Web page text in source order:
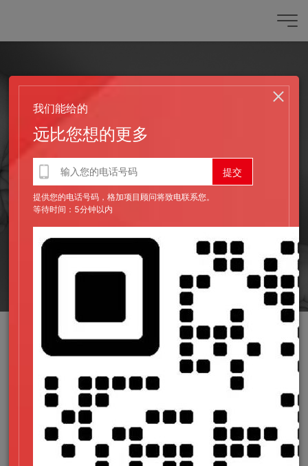
我们经常对网页设计师和网页开发者傻傻分不清楚，其实他
们之间有着巨大的差异。两者之间的差异主要表现在： 一个是
有关网站的视觉或美学方面的设计；另一个则是看不见的编码方
面的设计。简而言之，漂亮的网站界面都是出自网页设计师之
手，而牛逼强大的功能则是网页开发者的杰作。
以上只是从双方的职能上来理解彼此的差异，事实上他们的
差异远不止这些。为此，国外设计网站Downgraf特意制作了一
我们能给的
远比您想的更多
提供您的电话号码，格加项目顾问将致电联系您。
等待时间：5分钟以内